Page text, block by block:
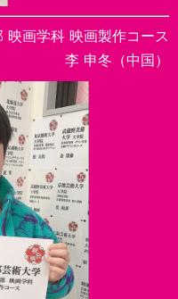
映画学科 映画製作コース
李 申冬（中国）